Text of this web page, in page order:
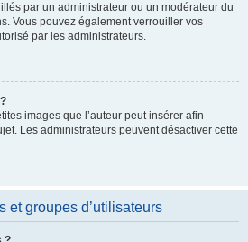
par un administrateur ou un modérateur du
Vous pouvez également verrouiller vos
par les administrateurs.
images que l’auteur peut insérer afin
Les administrateurs peuvent désactiver cette
et groupes d’utilisateurs